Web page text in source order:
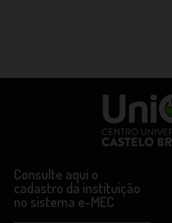
Consulte aqui o
cadastro da instituição
no sistema e-MEC